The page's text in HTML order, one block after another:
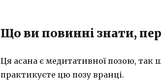
Що ви повинні знати,
Ця асана є медитативної позою,
практикуєте цю позу вранці.